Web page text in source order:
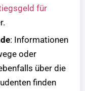
für
: Informationen
oder
über die
finden